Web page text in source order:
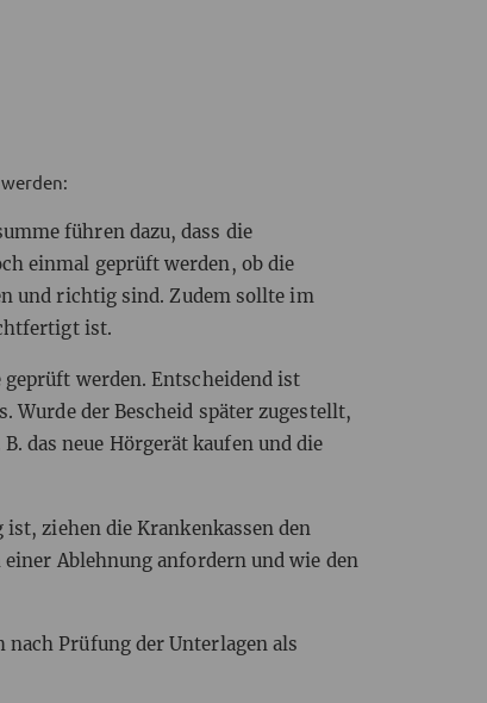
führen dazu, dass die
einmal geprüft werden, ob die
und richtig sind. Zudem sollte im
ist.
werden. Entscheidend ist
Wurde der Bescheid später zugestellt,
das neue Hörgerät kaufen und die
ziehen die Krankenkassen den
Ablehnung anfordern und wie den
Prüfung der Unterlagen als